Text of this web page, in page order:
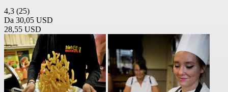
4,3 (25)
Da 30,05 USD
28,55 USD